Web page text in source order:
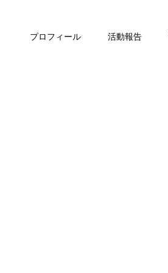
プロフィール 活動報告